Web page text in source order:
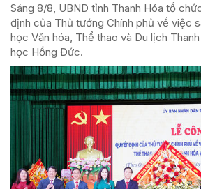
Sáng 8/8, UBND tỉnh Thanh Hóa tổ
định của Thủ tướng Chính phủ về việc
học Văn hóa, Thể thao và Du lịch
học Hồng Đức.